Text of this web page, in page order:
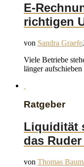
E-
richtigen
von Sandra Graefe
Viele Betriebe
länger
Ratgeber
Liquidität
das
von Thomas